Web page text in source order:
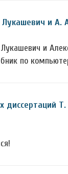
и А.
и
по
диссертаций